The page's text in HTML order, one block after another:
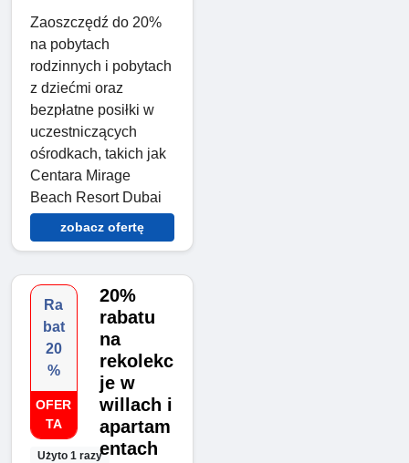
Zaoszczędź do 20%
na pobytach
rodzinnych i pobytach
z dziećmi oraz
bezpłatne posiłki w
uczestniczących
ośrodkach, takich jak
Centara Mirage
Beach Resort Dubai
zobacz ofertę
Ra
bat
20
%
OFER
TA
Użyto 1 razy
20%
rabatu
na
rekolekc
je w
willach i
apartam
entach